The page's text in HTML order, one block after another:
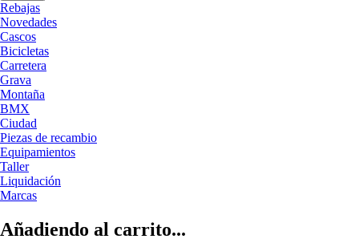
Rebajas
Novedades
Cascos
Bicicletas
Carretera
Grava
Montaña
BMX
Ciudad
Piezas de recambio
Equipamientos
Taller
Liquidación
Marcas
Añadiendo al carrito...